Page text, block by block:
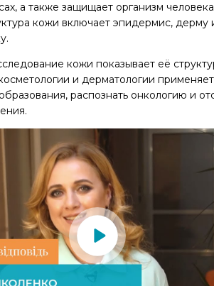
а также защищает организм
кожи включает эпидермис,
кожи показывает её
и дерматологии
распознать онкологию и